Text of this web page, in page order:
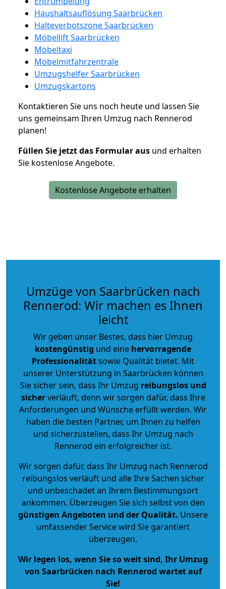
Haushaltsauflösung Saarbrücken
Halteverbotszone Saarbrücken
Möbellift Saarbrücken
Möbeltaxi
Möbelmitfahrzentrale
Umzugshelfer Saarbrücken
Umzugskartons
Kontaktieren Sie uns noch heute und lassen Sie
uns gemeinsam Ihren Umzug nach Rennerod
planen!
Füllen Sie jetzt das Formular aus und erhalten
Sie kostenlose Angebote.
Kostenlose Angebote erhalten
Umzüge von Saarbrücken nach
Rennerod: Wir machen es Ihnen
leicht
Wir geben unser Bestes, dass hier Umzug
kostengünstig und eine hervorragende
Professionalitätsowie Qualität bietet. Mit
unserer Unterstützung in Saarbrücken können
Sie sicher sein, dass Ihr Umzug reibungslos und
sicherverläuft, denn wir sorgen dafür, dass Ihre
Anforderungen und Wünsche erfüllt werden. Wir
haben die besten Partner, um Ihnen zu helfen
und sicherzustellen, dass Ihr Umzug nach
Rennerod ein erfolgreicher ist.
Wir sorgen dafür, dass Ihr Umzug nach Rennerod
reibungslos verläuft und alle Ihre Sachen sicher
und unbeschadet an Ihrem Bestimmungsort
ankommen. Überzeugen Sie sich selbst von den
günstigen Angeboten und der Qualität. Unsere
umfassender Service wird Sie garantiert
überzeugen.
Wir legen los, wenn Sie so weit sind, Ihr Umzug
von Saarbrücken nach Rennerod wartet auf
Sie!